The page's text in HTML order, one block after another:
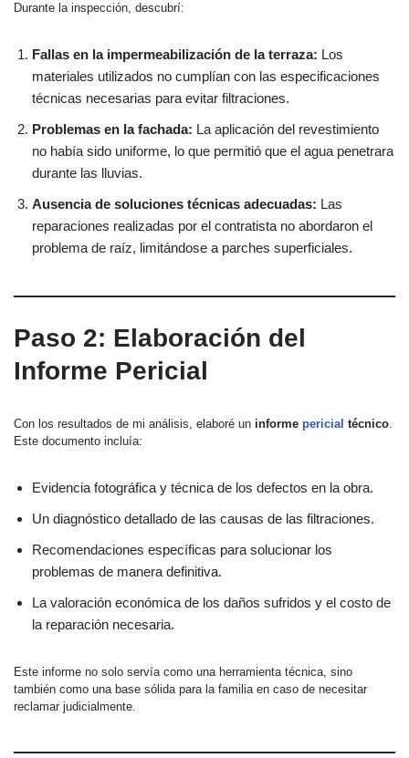
Durante la inspección, descubrí:
Fallas en la impermeabilización de la terraza: Los
materiales utilizados no cumplían con las especificaciones
técnicas necesarias para evitar filtraciones.
Problemas en la fachada: La aplicación del revestimiento
no había sido uniforme, lo que permitió que el agua penetrara
durante las lluvias.
Ausencia de soluciones técnicas adecuadas: Las
reparaciones realizadas por el contratista no abordaron el
problema de raíz, limitándose a parches superficiales.
Paso 2: Elaboración del
Informe Pericial
Con los resultados de mi análisis, elaboré un informe pericial técnico.
Este documento incluía:
Evidencia fotográfica y técnica de los defectos en la obra.
Un diagnóstico detallado de las causas de las filtraciones.
Recomendaciones específicas para solucionar los
problemas de manera definitiva.
La valoración económica de los daños sufridos y el costo de
la reparación necesaria.
Este informe no solo servía como una herramienta técnica, sino
también como una base sólida para la familia en caso de necesitar
reclamar judicialmente.